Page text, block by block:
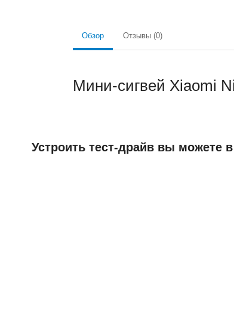
Обзор Отзывы (0)
Мини-сигвей Xiaomi
Устроить тест-драйв вы можете